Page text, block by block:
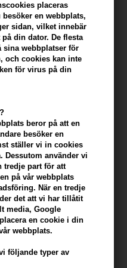
placeras
en webbplats,
sidan, vilket innebär
din dator. De flesta
sina webbplatser för
och cookies kan inte
för virus på din
beror på att en
besöker en
ställer vi in ​​cookies
Dessutom använder vi
tredje part för att
på vår webbplats
När en tredje
det att vi har tillåtit
media, Google
en cookie i din
webbplats.
följande typer av
från Aphro Celina
en eller flera av dessa
och mer hår i det
Produkterna är alla
de är dermatologiskt
och ftalater och
varje dag. Sist men inte
och testas inte på djur.
kommer du att
Det råder ingen
som sätter kvalitet först.
produkter inte kemiska
naturliga ingredienser
huden. Aphro Celina vill
och ögonbryn som